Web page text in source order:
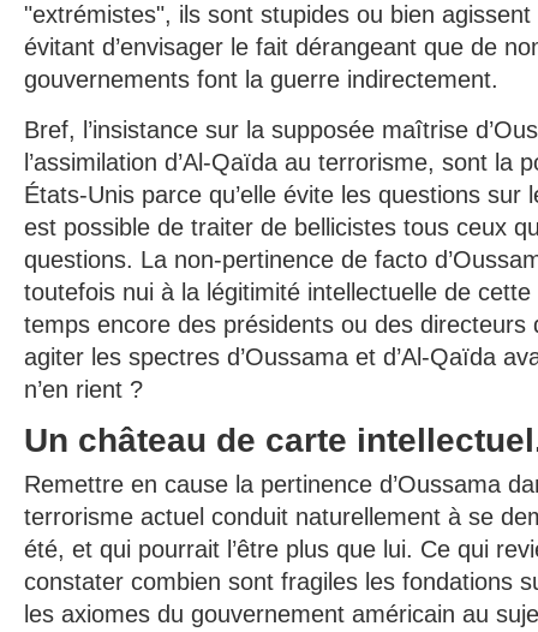
"extrémistes", ils sont stupides ou bien
évitant d’envisager le fait dérangeant que de
gouvernements font la guerre indirectement.
Bref, l’insistance sur la supposée maîtrise
l’assimilation d’Al-Qaïda au terrorisme, sont la
États-Unis parce qu’elle évite les questions sur
est possible de traiter de bellicistes tous ceux
questions. La non-pertinence de facto
toutefois nui à la légitimité intellectuelle de
temps encore des présidents ou des directeurs
agiter les spectres d’Oussama et d’Al-Qaïda
n’en rient ?
Un château de carte
Remettre en cause la pertinence d’Oussama
terrorisme actuel conduit naturellement à se
été, et qui pourrait l’être plus que lui. Ce qui
constater combien sont fragiles les fondations
les axiomes du gouvernement américain au